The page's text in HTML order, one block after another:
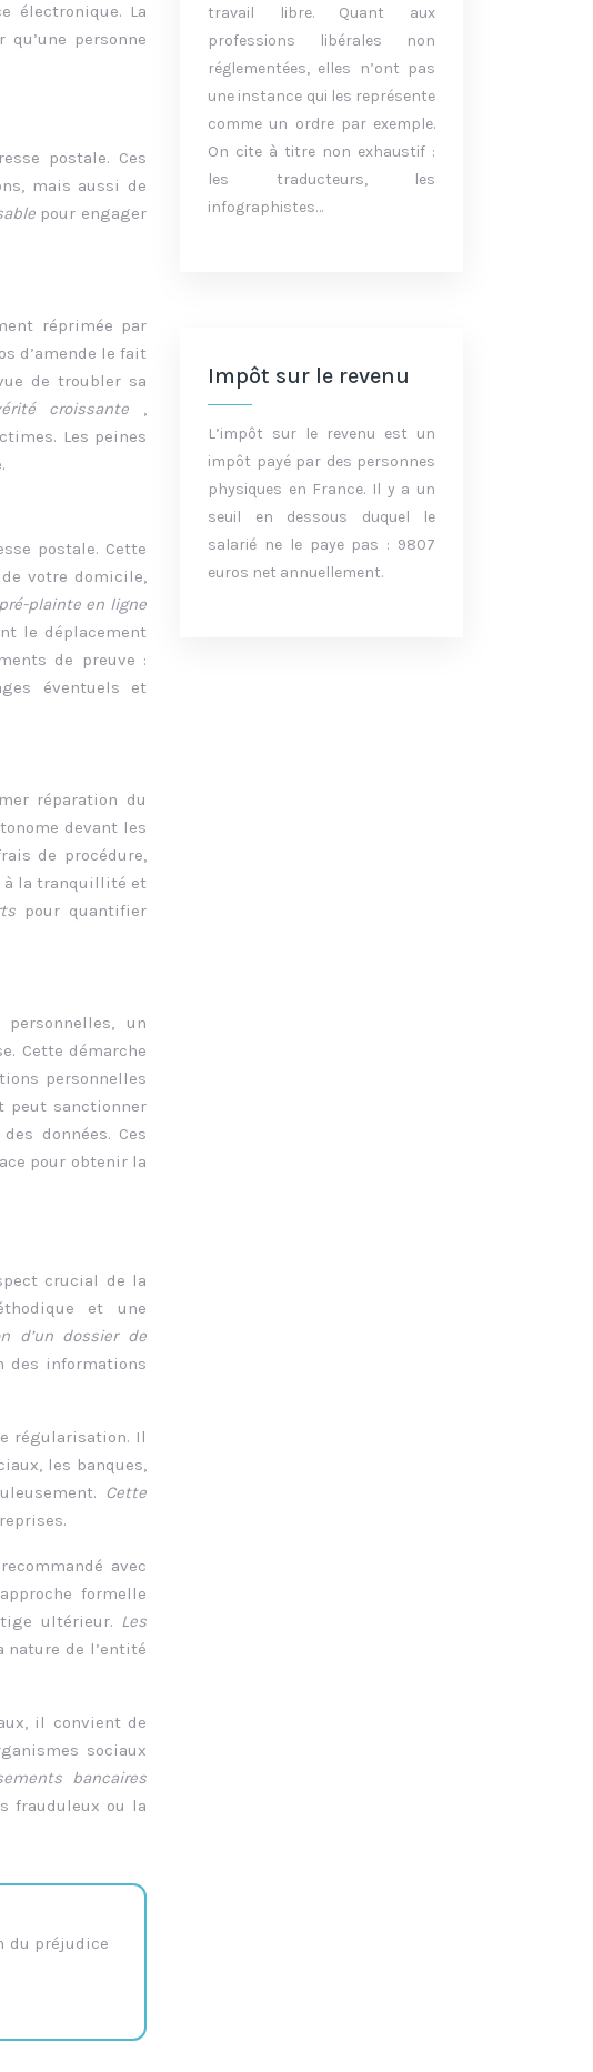
électronique. La
personne
postale. Ces
mais aussi de
pour engager
réprimée par
d’amende le fait
de troubler sa
croissante ,
Les peines
postale. Cette
votre domicile,
plainte en ligne
le déplacement
de preuve :
éventuels et
réparation du
devant les
de procédure,
à la tranquillité et
pour quantifier
un
Cette démarche
personnelles
peut sanctionner
données. Ces
pour obtenir la
crucial de la
et une
d’un dossier de
des informations
régularisation. Il
les banques,
Cette
avec
formelle
ultérieur. Les
nature de l’entité
il convient de
sociaux
bancaires
frauduleux ou la
du préjudice
travail libre. Quant aux
professions libérales non
réglementées, elles n’ont pas
une instance qui les représente
comme un ordre par exemple.
On cite à titre non exhaustif :
les traducteurs, les
infographistes…
Impôt sur le revenu
L’impôt sur le revenu est un
impôt payé par des personnes
physiques en France. Il y a un
seuil en dessous duquel le
salarié ne le paye pas : 9807
euros net annuellement.